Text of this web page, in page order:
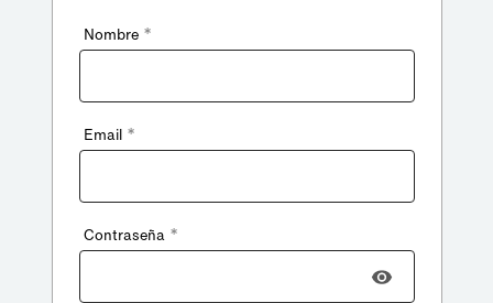
Nombre *
Email *
Contraseña *